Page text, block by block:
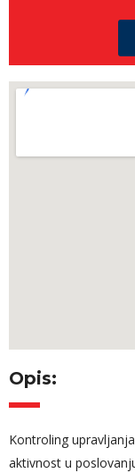
Opis:
Kontroling
aktivnost u